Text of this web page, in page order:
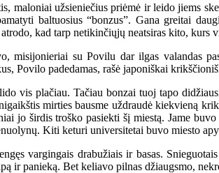
maloniai užsieniečius priėmė ir leido jiems
baltuosius “bonzus”. Gana greitai
kad tarp netikinčiųjų neatsiras kito, kurs
su Povilu dar ilgas valandas
Povilo padedamas, rašė japoniškai
plačiau. Tačiau bonzai tuoj tapo
mirties bausme uždraudė kiekvieną
jo širdis troško pasiekti šį miestą. Jame
Kiti keturi universitetai buvo miesto
vargingais drabužiais ir basas.
ir panieką. Bet keliavo pilnas džiaugsmo,